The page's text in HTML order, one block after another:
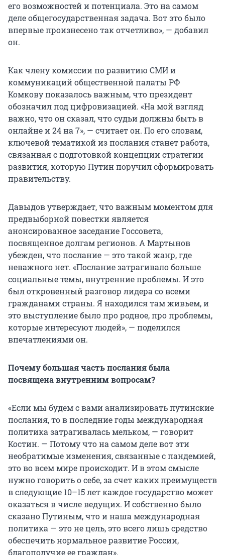
его возможностей и потенциала. Это на самом
деле общегосударственная задача. Вот это было
впервые произнесено так отчетливо», — добавил
он.
Как члену комиссии по развитию СМИ и
коммуникаций общественной палаты РФ
Комкову показалось важным, что президент
обозначил под цифровизацией. «На мой взгляд
важно, что он сказал, что судьи должны быть в
онлайне и 24 на 7», — считает он. По его словам,
ключевой тематикой из послания станет работа,
связанная с подготовкой концепции стратегии
развития, которую Путин поручил сформировать
правительству.
Давыдов утверждает, что важным моментом для
предвыборной повестки является
анонсированное заседание Госсовета,
посвященное долгам регионов. А Мартынов
убежден, что послание — это такой жанр, где
неважного нет. «Послание затрагивало больше
социальные темы, внутренние проблемы. И это
был откровенный разговор лидера со всеми
гражданами страны. Я находился там живьем, и
это выступление было про родное, про проблемы,
которые интересуют людей», — поделился
впечатлениями он.
Почему большая часть послания была
посвящена внутренним вопросам?
«Если мы будем с вами анализировать путинские
послания, то в последние годы международная
политика затрагивалась мельком, — говорит
Костин. — Потому что на самом деле вот эти
необратимые изменения, связанные с пандемией,
это во всем мире происходит. И в этом смысле
нужно говорить о себе, за счет каких преимуществ
в следующие 10–15 лет каждое государство может
оказаться в числе ведущих. И собственно было
сказано Путиным, что и наша международная
политика — это не цель, это всего лишь средство
обеспечить нормальное развитие России,
благополучие ее граждан».